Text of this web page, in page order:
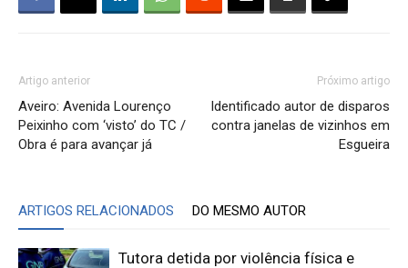
Artigo anterior
Aveiro: Avenida Lourenço
Peixinho com ‘visto’ do TC /
Obra é para avançar já
Próximo artigo
Identificado autor de disparos
contra janelas de vizinhos em
Esgueira
ARTIGOS RELACIONADOS DO MESMO AUTOR
Tutora detida por violência física e